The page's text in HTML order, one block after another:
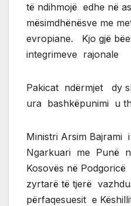
të ndihmojë edhe në
mësimdhënësve me
evropiane. Kjo gjë
integrimeve rajonale
Pakicat ndërmjet dy
ura bashkëpunimi u
Ministri Arsim
Ngarkuari me Punë
Kosovës në
zyrtarë të tjerë
përfaqesuesit e